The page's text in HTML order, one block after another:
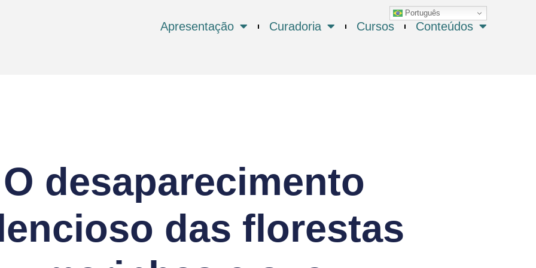
Português
Apresentação Curadoria Cursos Conteúdos
O desaparecimento
das florestas